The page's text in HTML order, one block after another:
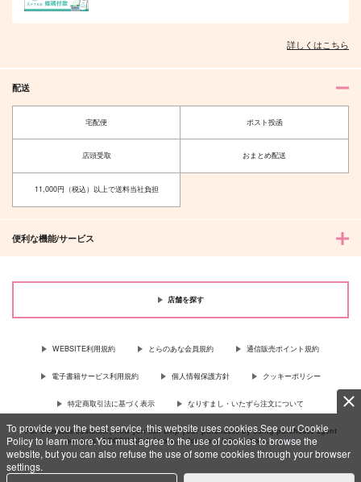
To provide you the best service, this website uses cookies.See our Cookie
Policy to learn more.You must agree to the use of cookies to browse the
website, but you can also refuse the use of some cookies through your browser
settings.
詳しくはこちら
配送
宅配便 ポスト投函
店頭受取 おまとめ配送
11,000円（税込）以上で送料当社負担
便利な機能/サービス
店舗を探す
WEBSITE利用規約 とらのあな会員規約 通信販売ポイント規約
電子書籍サービス利用規約 個人情報保護方針 クッキーポリシー
特定商取引法に基づく表示 なりすまし・いたずら注文について
For Overseas customer, now you can ship your purchases by using purchases agent
services “AOCS”! Click {more…} for more information …more